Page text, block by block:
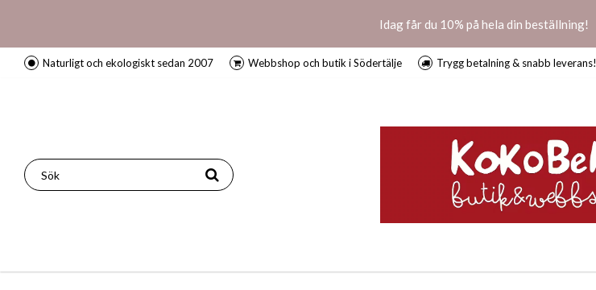
Idag får du 10% på hela din beställning!
Naturligt och ekologiskt sedan 2007 Webbshop och butik i Södertälje Trygg betalning & snabb leverans!